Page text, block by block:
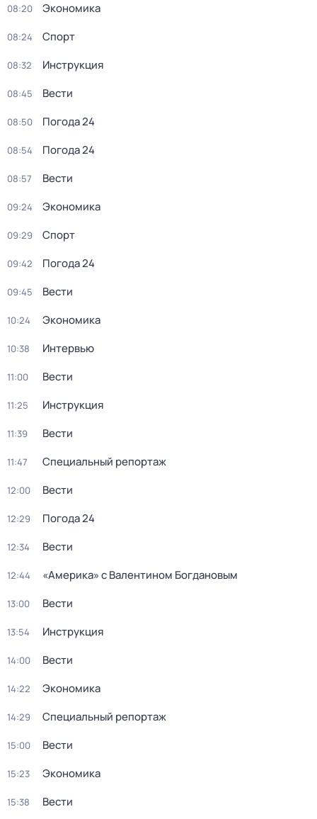
08:20 Экономика
08:24 Спорт
08:32 Инструкция
08:45 Вести
08:50 Погода 24
08:54 Погода 24
08:57 Вести
09:24 Экономика
09:29 Спорт
09:42 Погода 24
09:45 Вести
10:24 Экономика
10:38 Интервью
11:00 Вести
11:25 Инструкция
11:39 Вести
11:47 Специальный репортаж
12:00 Вести
12:29 Погода 24
12:34 Вести
12:44 «Америка» с Валентином Богдановым
13:00 Вести
13:54 Инструкция
14:00 Вести
14:22 Экономика
14:29 Специальный репортаж
15:00 Вести
15:23 Экономика
15:38 Вести